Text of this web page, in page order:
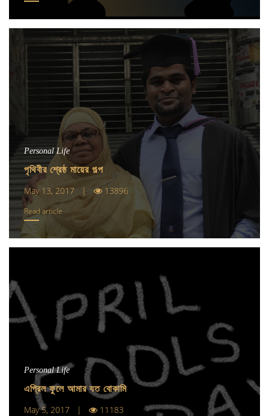
Personal Life
পৃথিবীর শ্রেষ্ঠ মায়ের গল্প
May 13, 2017 | 13896
Read article
Personal Life
এপ্রিল ফুলে আমার যত বোকামি
May 5, 2017 | 11183